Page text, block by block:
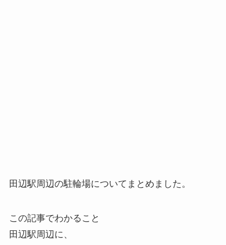
田辺駅周辺の駐輪場についてまとめました。
この記事でわかること
田辺駅周辺に、